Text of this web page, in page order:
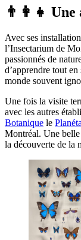
👨‍👩‍👧
Avec ses
l’Insectarium de
passionnés de
d’apprendre tout en
monde souvent
Une fois la visite
avec les autres
Botanique le
Montréal. Une
la découverte de la